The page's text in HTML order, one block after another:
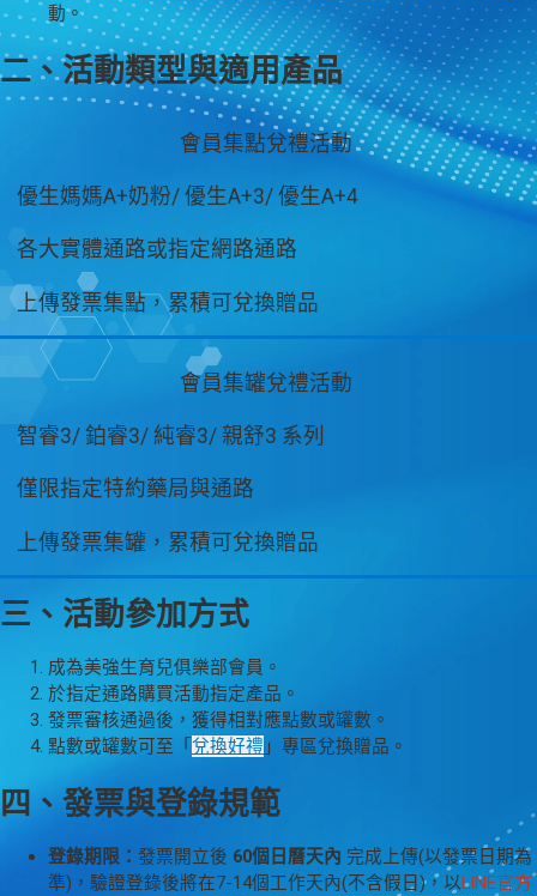
動。
二、活動類型與適用產品
類
型
產
品
通
路
方
式
會員集點兌禮活動
優生媽媽A+奶粉/ 優生A+3/ 優生A+4
各大實體通路或指定網路通路
上傳發票集點，累積可兌換贈品
會員集罐兌禮活動
智睿3/ 鉑睿3/ 純睿3/ 親舒3 系列
僅限指定特約藥局與通路
上傳發票集罐，累積可兌換贈品
三、活動參加方式
成為美強生育兒俱樂部會員。
於指定通路購買活動指定產品。
發票審核通過後，獲得相對應點數或罐數。
點數或罐數可至「 兌換好禮 」專區兌換贈品。
四、發票與登錄規範
登錄期限： 發票開立後 60個日曆天內 完成上傳(以發票日期為
準)，驗證登錄後將在7-14個工作天內(不含假日)，以LINE官方